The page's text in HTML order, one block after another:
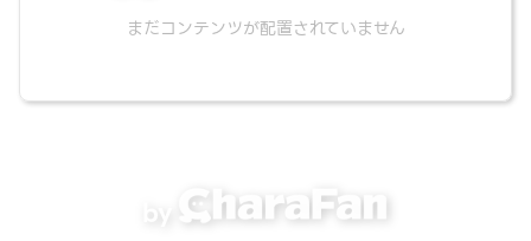
まだコンテンツが配置されていません